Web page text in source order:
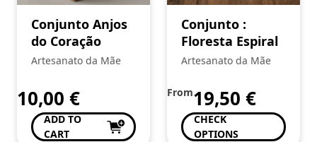
Conjunto Anjos
do Coração
Artesanato da Mãe
10,00 €
ADD TO
CART
Conjunto :
Floresta Espiral
Artesanato da Mãe
From19,50 €
CHECK
OPTIONS